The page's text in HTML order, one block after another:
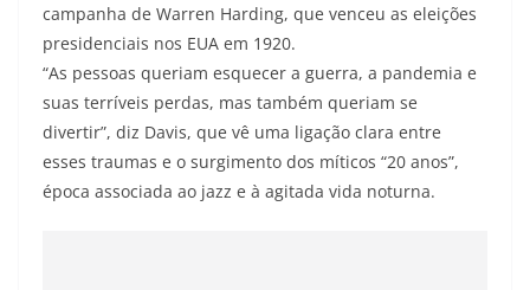
campanha de Warren Harding, que venceu as eleições
presidenciais nos EUA em 1920.
“As pessoas queriam esquecer a guerra, a pandemia e
suas terríveis perdas, mas também queriam se
divertir”, diz Davis, que vê uma ligação clara entre
esses traumas e o surgimento dos míticos “20 anos”,
época associada ao jazz e à agitada vida noturna.